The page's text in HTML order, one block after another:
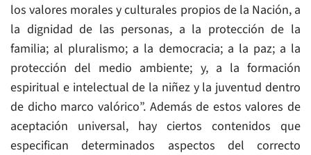
los valores morales y culturales propios de la Nación, a
la dignidad de las personas, a la protección de la
familia; al pluralismo; a la democracia; a la paz; a la
protección del medio ambiente; y, a la formación
espiritual e intelectual de la niñez y la juventud dentro
de dicho marco valórico”. Además de estos valores de
aceptación universal, hay ciertos contenidos que
especifican determinados aspectos del correcto